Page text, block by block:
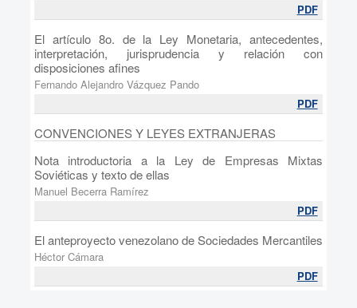
PDF
El artículo 8o. de la Ley Monetaria, antecedentes,
interpretación, jurisprudencia y relación con
disposiciones afines
Fernando Alejandro Vázquez Pando
PDF
CONVENCIONES Y LEYES EXTRANJERAS
Nota introductoria a la Ley de Empresas Mixtas
Soviéticas y texto de ellas
Manuel Becerra Ramírez
PDF
El anteproyecto venezolano de Sociedades Mercantiles
Héctor Cámara
PDF